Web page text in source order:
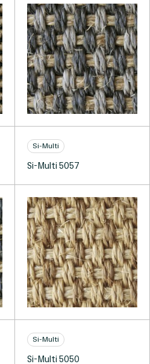
Si-Multi
Si-Multi 5057
Si-Multi
Si-Multi 5050